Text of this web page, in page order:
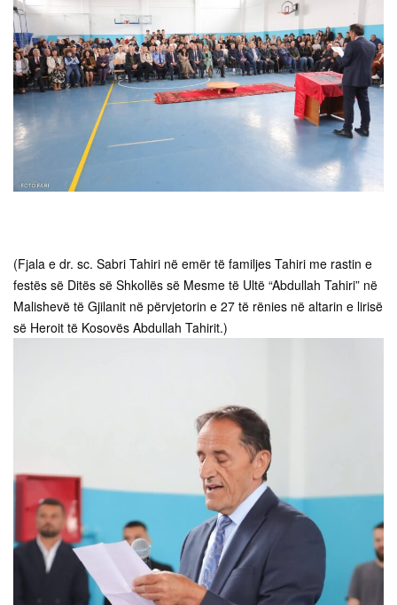
(Fjala e dr. sc. Sabri Tahiri në emër të familjes Tahiri me rastin e
festës së Ditës së Shkollës së Mesme të Ultë “Abdullah Tahiri” në
Malishevë të Gjilanit në përvjetorin e 27 të rënies në altarin e lirisë
së Heroit të Kosovës Abdullah Tahirit.)